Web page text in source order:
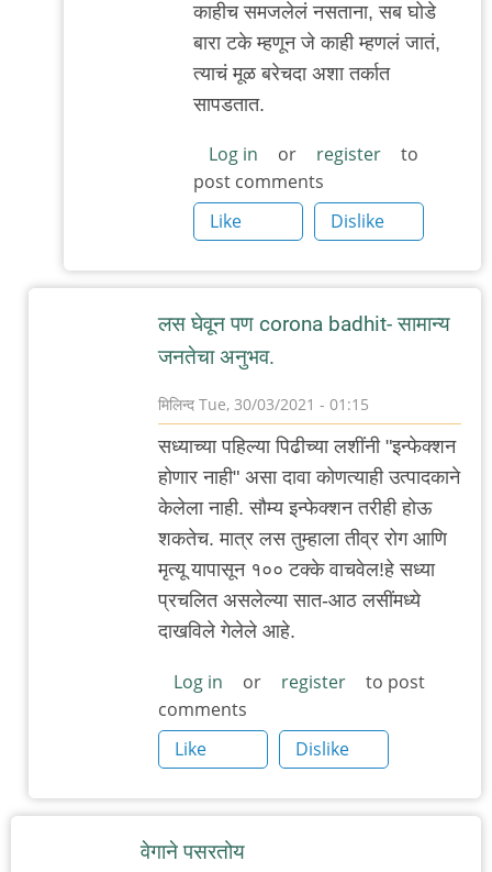
सामान्य
व्यक्ती
पसरविणार
by
Rajesh188
काहीच समजलेलं नसताना, सब घोडे
बारा टके म्हणून जे काही म्हणलं जातं,
त्याचं मूळ बरेचदा अशा तर्कात
सापडतात.
Log in or register
to
post comments
Like
Dislike
लस घेवून पण corona badhit- सामान्य
जनतेचा अनुभव.
मिलिन्द Tue, 30/03/2021 - 01:15
reply
to
जगाच्या
पहिल्याच
वेळी
Rajesh188
सध्याच्या पहिल्या पिढीच्या लशींनी "इन्फेक्शन
होणार नाही" असा दावा कोणत्याही उत्पादकाने
केलेला नाही. सौम्य इन्फेक्शन तरीही होऊ
शकतेच. मात्र लस तुम्हाला तीव्र रोग आणि
मृत्यू यापासून १०० टक्के वाचवेल!हे सध्या
प्रचलित असलेल्या सात-आठ लसींमध्ये
दाखविले गेलेले आहे.
Log in or register
to post
comments
Like
Dislike
वेगाने पसरतोय